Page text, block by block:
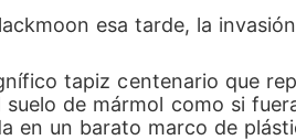
esa tarde, la
tapiz centenario que
de mármol como si
en un barato marco de